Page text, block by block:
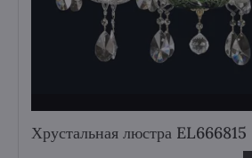
Хрустальная люстра EL666815